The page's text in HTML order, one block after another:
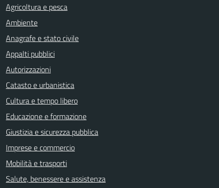
Agricoltura e pesca
Ambiente
Anagrafe e stato civile
Appalti pubblici
Autorizzazioni
Catasto e urbanistica
Cultura e tempo libero
Educazione e formazione
Giustizia e sicurezza pubblica
Imprese e commercio
Mobilità e trasporti
Salute, benessere e assistenza